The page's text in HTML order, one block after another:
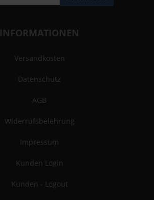
INFORMATIONEN
Versandkosten
Datenschutz
AGB
Widerrufsbelehrung
Impressum
Kunden Login
Kunden - Logout